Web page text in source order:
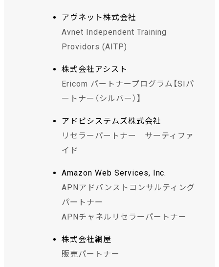
アヴネット株式会社
Avnet Independent Training
Providors (AITP)
株式会社アシスト
Ericom パートナープログラム【SIパ
ートナー（シルバー）】
アドビシステムズ株式会社
リセラーパートナー サーティファ
イド
Amazon Web Services, Inc.
APNアドバンストコンサルティング
パートナー
APNチャネルリセラーパートナー
株式会社網屋
販売パートナー